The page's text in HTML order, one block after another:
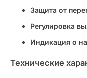
Защита от
Регулировка
Индикация о
Технические